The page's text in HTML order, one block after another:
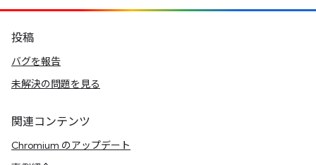
投稿
バグを報告
未解決の問題を見る
関連コンテンツ
Chromium のアップデート